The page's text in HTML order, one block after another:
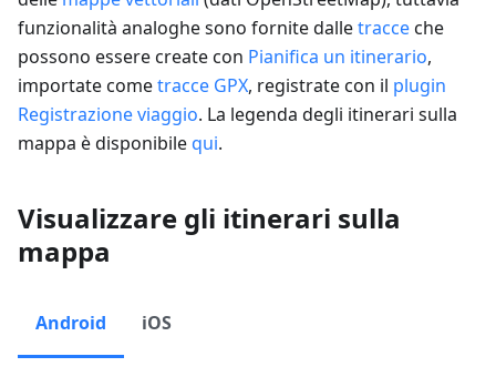
funzionalità analoghe sono fornite dalletracceche
possono essere create con Pianifica un itinerario,
importate cometracce GPX, registrate con il plugin
Registrazione viaggio. La legenda degli itinerari sulla
mappa è disponibilequi.
Visualizzare gli itinerari sulla
mappa
Android iOS